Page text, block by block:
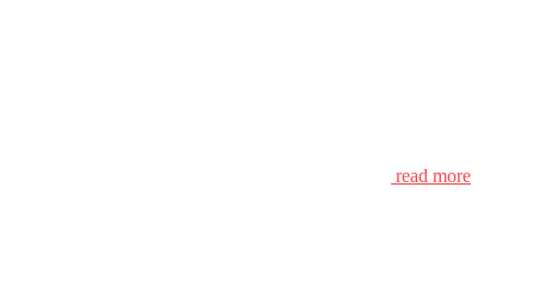
read more